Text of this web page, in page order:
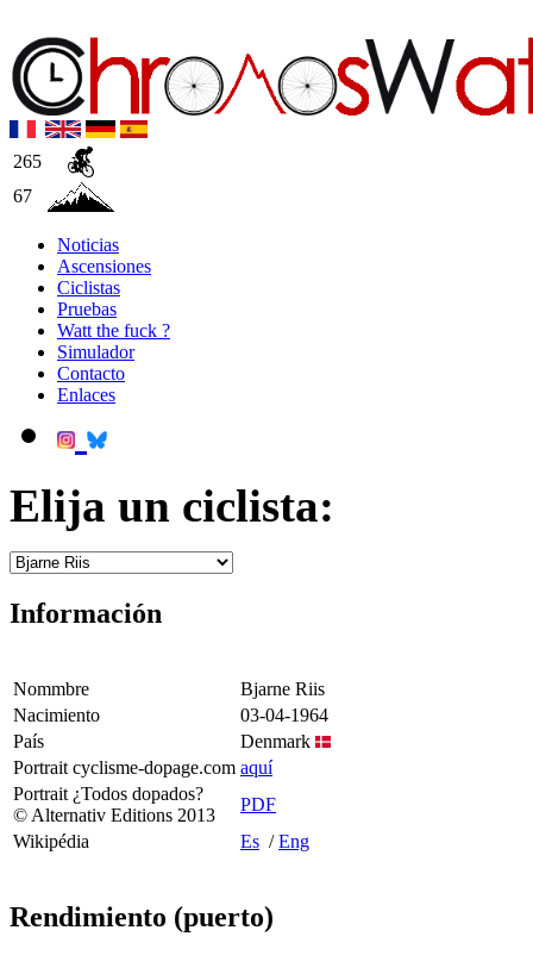
265
67
Noticias
Ascensiones
Ciclistas
Pruebas
Watt the fuck ?
Simulador
Contacto
Enlaces
Elija un ciclista:
Información
Nommbre
Bjarne Riis
Nacimiento
03-04-1964
País
Denmark
Portrait cyclisme-dopage.com aquí
Portrait ¿Todos dopados?
© Alternativ Editions 2013
PDF
Wikipédia
Es /Eng
Rendimiento (puerto)